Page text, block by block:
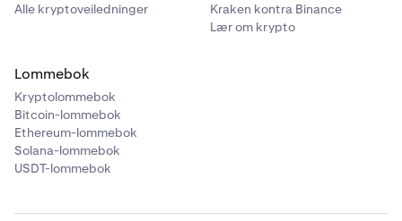
Alle kryptoveiledninger
Kraken kontra Binance
Lær om krypto
Lommebok
Kryptolommebok
Bitcoin-lommebok
Ethereum-lommebok
Solana-lommebok
USDT-lommebok